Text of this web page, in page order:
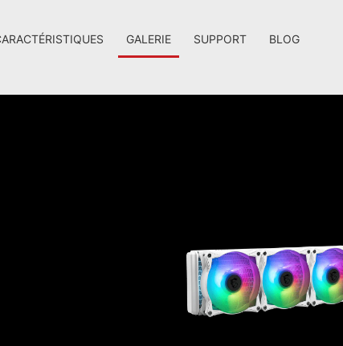
GALERIE SUPPORT BLOG